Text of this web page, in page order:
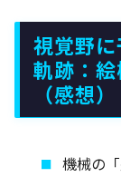
視覚野
軌跡：
（感想）
機械の